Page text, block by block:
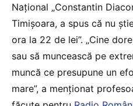
Național „Constantin
Timișoara, a spus că nu
ora la 22 de lei”. „Cine
sau să muncească pe
muncă ce presupune un
mare”, a menționat